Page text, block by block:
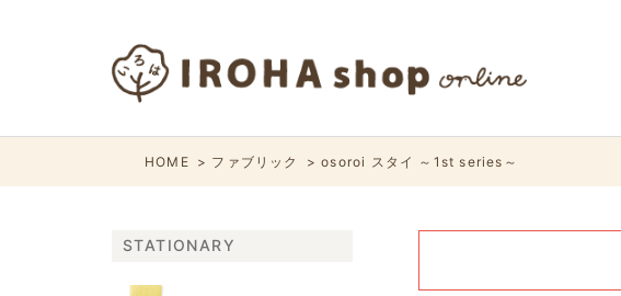
HOME ファブリック osoroi スタイ ～1st series～
STATIONARY